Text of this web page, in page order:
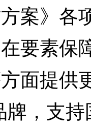
案》各
要素保
面提供
，支